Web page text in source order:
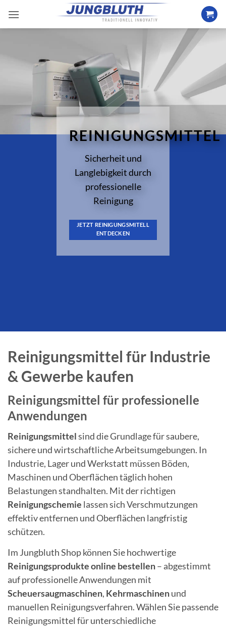
Inhalt
springen
REINIGUNGSMITTEL
Sicherheit und
Langlebigkeit durch
professionelle
Reinigung
JETZT REINIGUNGSMITELL
ENTDECKEN
Reinigungsmittel für Industrie
& Gewerbe kaufen
Reinigungsmittel für professionelle
Anwendungen
Reinigungsmittelsind die Grundlage für saubere,
sichere und wirtschaftliche Arbeitsumgebungen. In
Industrie, Lager und Werkstatt müssen Böden,
Maschinen und Oberflächen täglich hohen
Belastungen standhalten. Mit der richtigen
Reinigungschemie lassen sich Verschmutzungen
effektiv entfernen und Oberflächen langfristig
schützen.
Im Jungbluth Shop können Sie hochwertige
Reinigungsprodukte online bestellen– abgestimmt
auf professionelle Anwendungen mit
Scheuersaugmaschinen, Kehrmaschinenund
manuellen Reinigungsverfahren. Wählen Sie passende
Reinigungsmittel für unterschiedliche